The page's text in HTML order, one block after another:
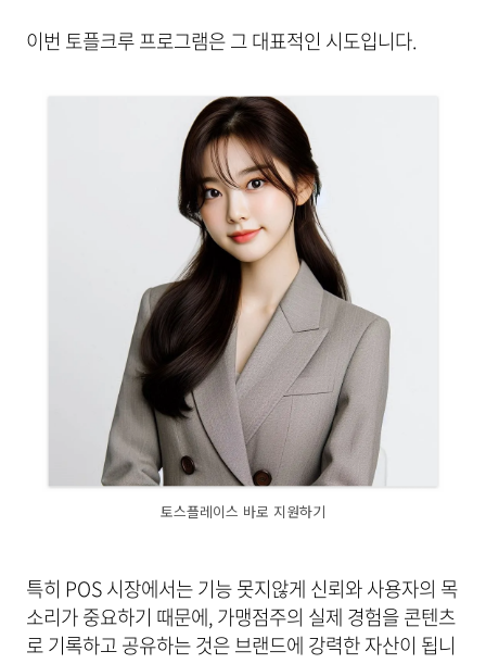
이번 토플크루 프로그램은 그 대표적인 시도입니다.
토스플레이스 바로 지원하기
특히 POS 시장에서는 기능 못지않게 신뢰와 사용자의 목
소리가 중요하기 때문에, 가맹점주의 실제 경험을 콘텐츠
로 기록하고 공유하는 것은 브랜드에 강력한 자산이 됩니